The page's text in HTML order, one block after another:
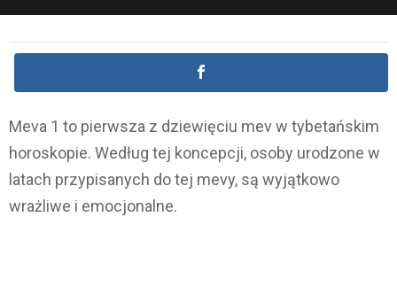
Meva 1 to pierwsza z dziewięciu mev w tybetańskim
horoskopie. Według tej koncepcji, osoby urodzone w
latach przypisanych do tej mevy, są wyjątkowo
wrażliwe i emocjonalne.